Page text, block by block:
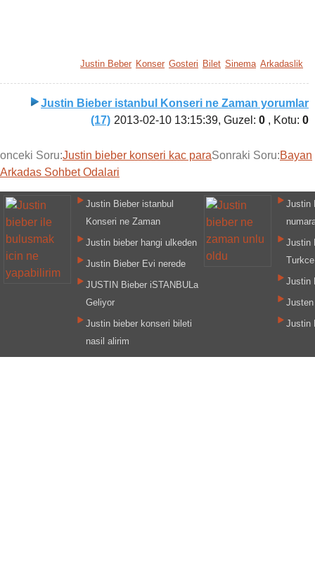
Justin Beber Konser Gosteri Bilet Sinema Arkadaslik
Justin Bieber istanbul Konseri ne Zaman yorumlar
(17) 2013-02-10 13:15:39, Guzel:0 , Kotu:0
onceki Soru:Justin bieber konseri kac paraSonraki Soru:Bayan
Arkadas Sohbet Odalari
Justin Bieber istanbul
Konseri ne Zaman
Justin bieber hangi ulkeden
Justin Bieber Evi nerede
JUSTIN Bieber iSTANBULa
Geliyor
Justin bieber konseri bileti
nasil alirim
Justin
Justin
Turkce
Justin
Justin